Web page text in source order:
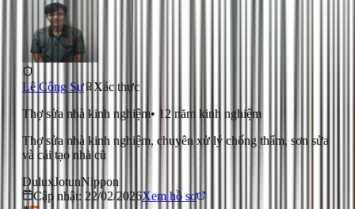
Lê Công Sự
Xác thực
Thợ sửa nhà kinh nghiệm• 12 năm kinh nghiệm
Thợ sửa nhà kinh nghiệm, chuyên xử lý chống thấm, sơn sửa
và cải tạo nhà cũ
DuluxJotunNippon
Cập nhật: 22/02/2026Xem hồ sơ